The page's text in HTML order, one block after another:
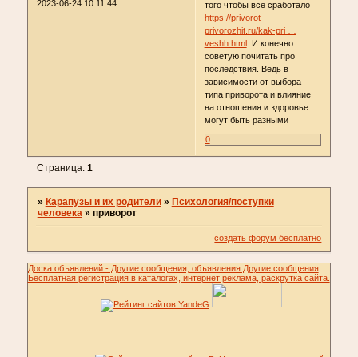
2023-06-24 10:11:44
того чтобы все сработало
https://privorot-
privorozhit.ru/kak-pri …
veshh.html . И конечно
советую почитать про
последствия. Ведь в
зависимости от выбора
типа приворота и влияние
на отношения и здоровье
могут быть разными
0
Страница: 1
» Карапузы и их родители » Психология/поступки
человека » приворот
создать форум бесплатно
Доска объявлений - Другие сообщения, объявления Другие сообщения
Бесплатная регистрация в каталогах, интернет реклама, раскрутка сайта.